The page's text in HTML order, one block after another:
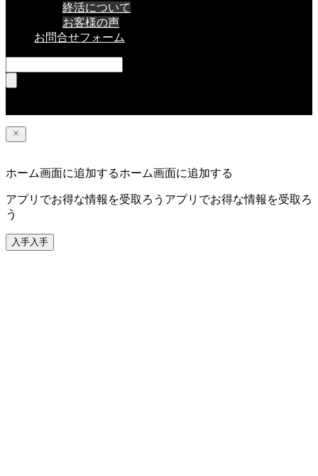
終活について
お客様の声
お問合せフォーム
ホーム画面に追加するホーム画面に追加する
アプリでお得な情報を受取ろう アプリでお得な情報を受取ろ
う
入手 入手